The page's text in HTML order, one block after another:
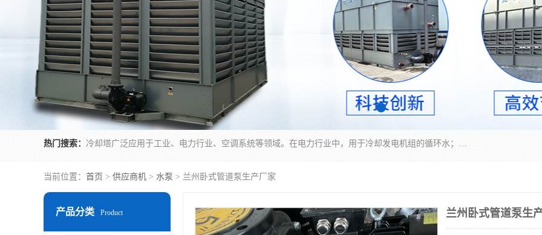
热门搜索： 冷却塔广泛应用于工业、电力行业、空调系统等领域。在电力行业中，用于冷却发电机组的循环水；在工业生产中，如化工、冶金等行业，可降低生产过程中产生的热量；在空调系统中，为空调设备提供冷却水源
当前位置： 首页 > 供应商机 > 水泵 > 兰州卧式管道泵生产厂家
产品分类 Product 兰州卧式管道泵生